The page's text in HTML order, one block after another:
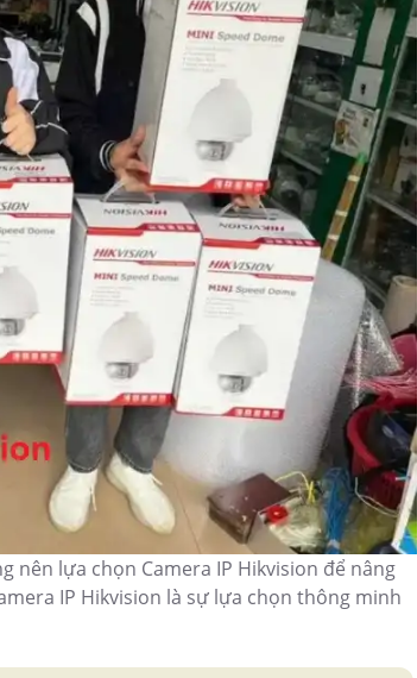
nên lựa chọn Camera IP Hikvision để nâng
IP Hikvision là sự lựa chọn thông minh